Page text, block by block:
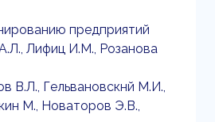
предприятий
Лифиц И.М., Розанова
В.Л., Гельвановскнй М.И.,
М., Новаторов Э.В.,